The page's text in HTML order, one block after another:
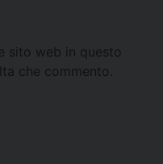
sito web in questo
che commento.